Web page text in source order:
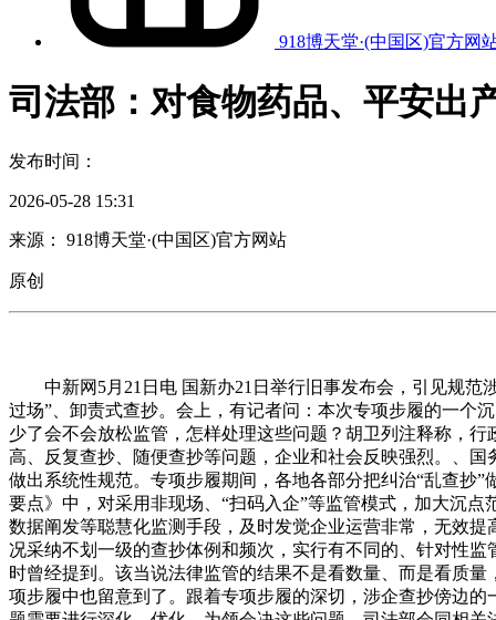
918博天堂·(中国区)官方网
司法部：对食物药品、平安出
发布时间：
2026-05-28 15:31
来源： 918博天堂·(中国区)官方网站
原创
中新网5月21日电 国新办21日举行旧事发布会，引见规范
过场”、卸责式查抄。会上，有记者问：本次专项步履的一个
少了会不会放松监管，怎样处理这些问题？胡卫列注释称，
高、反复查抄、随便查抄等问题，企业和社会反映强烈。、
做出系统性规范。专项步履期间，各地各部分把纠治“乱查抄
要点》中，对采用非现场、“扫码入企”等监管模式，加大沉
数据阐发等聪慧化监测手段，及时发觉企业运营非常，无效
况采纳不划一级的查抄体例和频次，实行有不同的、针对性
时曾经提到。该当说法律监管的结果不是看数量、而是看质
项步履中也留意到了。跟着专项步履的深切，涉企查抄傍边